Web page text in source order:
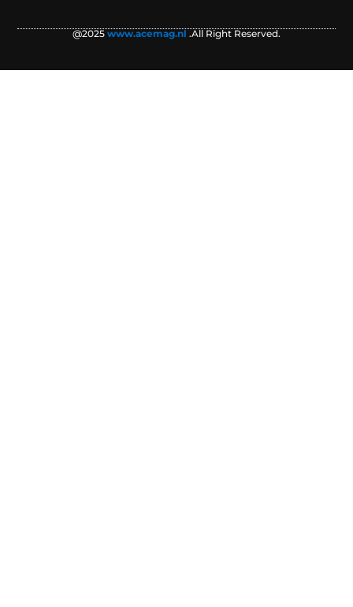
@2025www.acemag.nl .All Right Reserved.